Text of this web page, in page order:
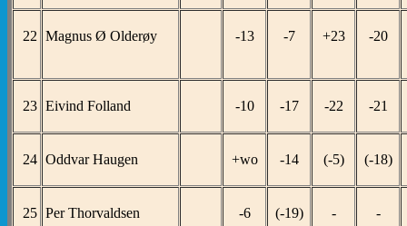
22 Magnus Ø Olderøy -13 -7 +23 -20
23 Eivind Folland -10 -17 -22 -21
24 Oddvar Haugen +wo -14 (-5) (-18)
25 Per Thorvaldsen -6 (-19) - -